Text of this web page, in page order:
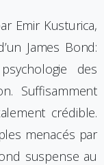
Emir Kusturica,
James Bond:
des
Suffisamment
crédible.
menacés par
suspense au